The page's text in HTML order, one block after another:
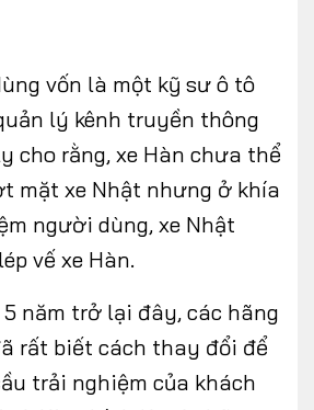
vốn là một kỹ sư ô tô
lý kênh truyền thông
cho rằng, xe Hàn chưa thể
mặt xe Nhật nhưng ở khía
người dùng, xe Nhật
vế xe Hàn.
5 năm trở lại đây, các hãng
rất biết cách thay đổi để
trải nghiệm của khách